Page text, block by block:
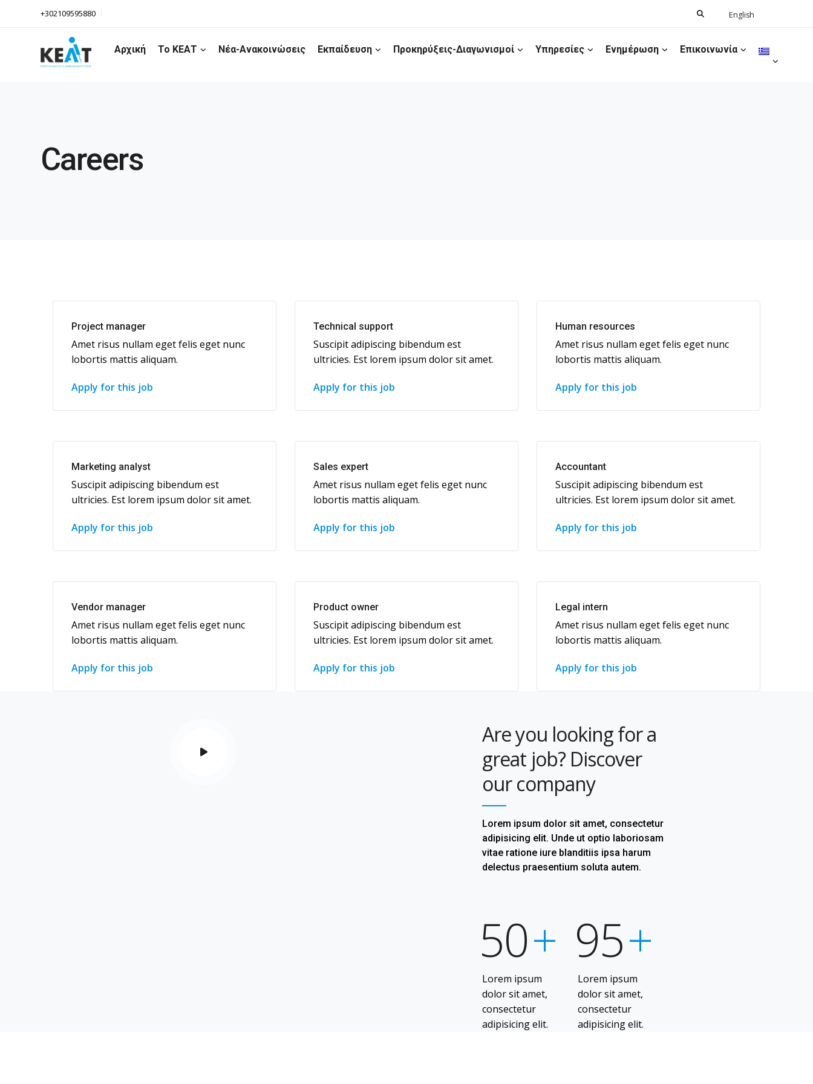
SearchEnglish
+302109595880
Αρχική Το ΚΕΑΤ Νέα-Ανακοινώσεις Εκπαίδευση Προκηρύξεις-Διαγωνισμοί Υπηρεσίες Ενημέρωση Επικοινωνία
Careers
Project manager
Amet risus nullam eget felis eget nunc
lobortis mattis aliquam.
Apply for this job
Technical support
Suscipit adipiscing bibendum est
ultricies. Est lorem ipsum dolor sit amet.
Apply for this job
Human resources
Amet risus nullam eget felis eget nunc
lobortis mattis aliquam.
Apply for this job
Marketing analyst
Suscipit adipiscing bibendum est
ultricies. Est lorem ipsum dolor sit amet.
Apply for this job
Sales expert
Amet risus nullam eget felis eget nunc
lobortis mattis aliquam.
Apply for this job
Accountant
Suscipit adipiscing bibendum est
ultricies. Est lorem ipsum dolor sit amet.
Apply for this job
Vendor manager
Amet risus nullam eget felis eget nunc
lobortis mattis aliquam.
Apply for this job
Product owner
Suscipit adipiscing bibendum est
ultricies. Est lorem ipsum dolor sit amet.
Apply for this job
Legal intern
Amet risus nullam eget felis eget nunc
lobortis mattis aliquam.
Apply for this job
Are you looking for a
great job? Discover
our company
Lorem ipsum dolor sit amet, consectetur
adipisicing elit. Unde ut optio laboriosam
vitae ratione iure blanditiis ipsa harum
delectus praesentium soluta autem.
50+
Lorem ipsum
dolor sit amet,
consectetur
adipisicing elit.
95+
Lorem ipsum
dolor sit amet,
consectetur
adipisicing elit.